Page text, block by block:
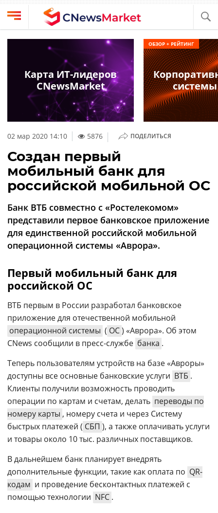
Выбрать
провайдера
Компании
обзоры
кабинет
О
проекте
Аналитика
Конференции
ТВ
издании
Реклама
Вакансии
Контакты
Telegram
Дзен
Rutube
CNews
Конференции
Техника
02 мар 2020 14:10 5876 | ПОДЕЛИТЬСЯ
Создан первый
мобильный банк для
российской мобильной ОС
Банк ВТБ совместно с «Ростелекомом»
представили первое банковское приложение
для единственной российской мобильной
операционной системы «Аврора».
Первый мобильный банк для
российской ОС
ВТБ первым в России разработал банковское
приложение для отечественной мобильной
операционной системы ( ОС) «Аврора». Об этом
CNews сообщили в пресс-службе банка .
Теперь пользователям устройств на базе «Авроры»
доступны все основные банковские услуги ВТБ .
Клиенты получили возможность проводить
операции по картам и счетам, делать переводы по
номеру карты , номеру счета и через Систему
быстрых платежей ( СБП ), а также оплачивать услуги
и товары около 10 тыс. различных поставщиков.
В дальнейшем банк планирует внедрять
дополнительные функции, такие как оплата по QR-
кодам и проведение бесконтактных платежей с
помощью технологии NFC .
Карта ИТ-лидеров
CNewsMarket
системы
ОБЗОР + РЕЙТИНГ